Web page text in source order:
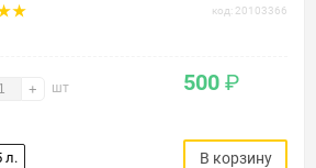
код: 20103366
+ шт
л.
500 ₽
В корзину